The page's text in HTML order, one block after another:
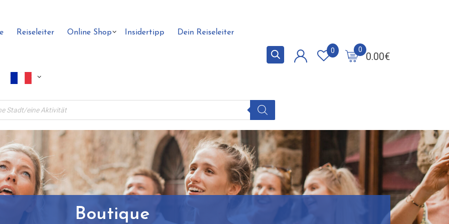
Reiseleiter Online Shop Insidertipp Dein Reiseleiter
0.00€
0
0
Boutique